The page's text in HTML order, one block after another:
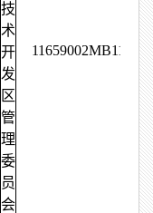
技
术
开
发
区
管
理
委
员
会
11659002MB117241